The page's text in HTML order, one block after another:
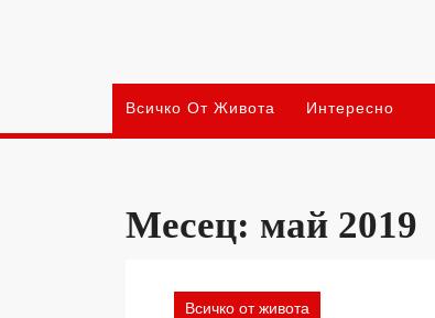
Всичко От Живота Интересно
Месец: май 2019
Всичко от живота